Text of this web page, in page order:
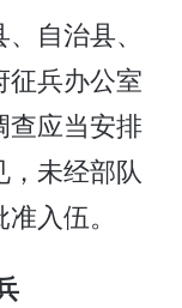
自治县、
征兵办公室
查应当安排
未经部队
入伍。